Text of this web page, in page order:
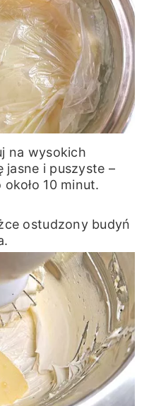
na wysokich
jasne i puszyste –
10 minut.
ostudzony budyń